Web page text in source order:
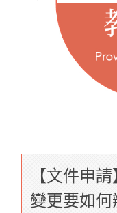
【文件申
變更要如